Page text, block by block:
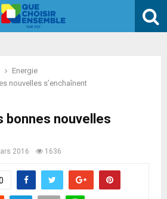
Energie
nouvelles s’enchaînent
bonnes nouvelles
2016 1636